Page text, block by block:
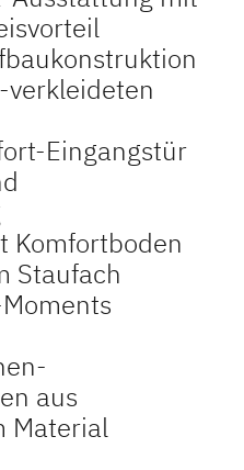
verkleideten
Eingangstür
Komfortboden
Staufach
aus
Material